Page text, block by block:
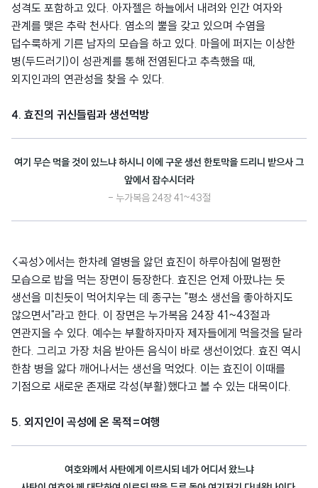
성격도 포함하고 있다. 아자젤은 하늘에서 내려와 인간 여자와
관계를 맺은 추락 천사다. 염소의 뿔을 갖고 있으며 수염을
덥수룩하게 기른 남자의 모습을 하고 있다. 마을에 퍼지는 이상한
병(두드러기)이 성관계를 통해 전염된다고 추측했을 때,
외지인과의 연관성을 찾을 수 있다.
4. 효진의 귀신들림과 생선먹방
여기 무슨 먹을 것이 있느냐 하시니 이에 구운 생선 한토막을 드리니 받으사 그
앞에서 잡수시더라
- 누가복음 24장 41~43절
<곡성>에서는 한차례 열병을 앓던 효진이 하루아침에 멀쩡한
모습으로 밥을 먹는 장면이 등장한다. 효진은 언제 아팠냐는 듯
생선을 미친듯이 먹어치우는 데 종구는 "평소 생선을 좋아하지도
않으면서"라고 한다. 이 장면은 누가복음 24장 41~43절과
연관지을 수 있다. 예수는 부활하자마자 제자들에게 먹을것을 달라
한다. 그리고 가장 처음 받아든 음식이 바로 생선이었다. 효진 역시
한참 병을 앓다 깨어나서는 생선을 먹었다. 이는 효진이 이때를
기점으로 새로운 존재로 각성(부활)했다고 볼 수 있는 대목이다.
5. 외지인이 곡성에 온 목적=여행
여호와께서 사탄에게 이르시되 네가 어디서 왔느냐